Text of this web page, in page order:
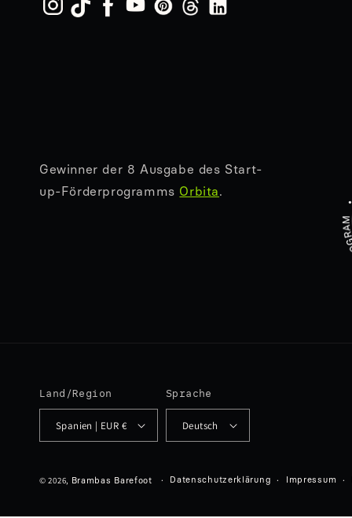
Gewinner der 8 Ausgabe des Start-
up-Förderprogramms Orbita.
Land/Region
Spanien | EUR €
Sprache
Deutsch
© 2026, Brambas Barefoot Datenschutzerklärung Impressum